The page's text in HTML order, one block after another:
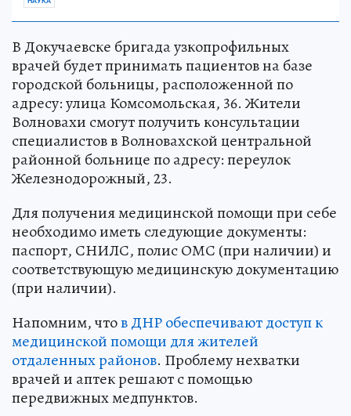
В Докучаевске бригада узкопрофильных
врачей будет принимать пациентов на базе
городской больницы, расположенной по
адресу: улица Комсомольская, 36. Жители
Волновахи смогут получить консультации
специалистов в Волновахской центральной
районной больнице по адресу: переулок
Железнодорожный, 23.
Для получения медицинской помощи при себе
необходимо иметь следующие документы:
паспорт, СНИЛС, полис ОМС (при наличии) и
соответствующую медицинскую документацию
(при наличии).
Напомним, чтов ДНР обеспечивают доступ к
медицинской помощи для жителей
отдаленных районов. Проблему нехватки
врачей и аптек решают с помощью
передвижных медпунктов.